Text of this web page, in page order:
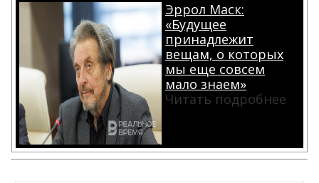
Эррол Маск:
«Будущее
принадлежит
вещам, о которых
мы еще совсем
мало знаем»
Читать подробнее